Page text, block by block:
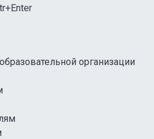
организации